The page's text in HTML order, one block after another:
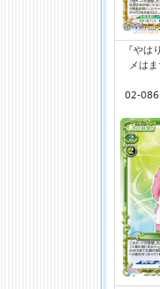
『やは
メはま
02-086